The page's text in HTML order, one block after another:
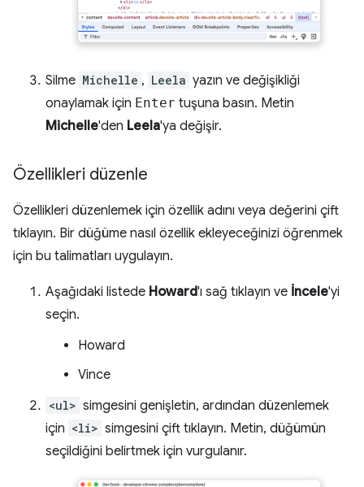
Silme Michelle , Leela yazın ve değişikliği
onaylamak için Enter tuşuna basın. Metin
Michelle'den Leela'ya değişir.
Özellikleri düzenle
Özellikleri düzenlemek için özellik adını veya değerini çift
tıklayın. Bir düğüme nasıl özellik ekleyeceğinizi öğrenmek
için bu talimatları uygulayın.
Aşağıdaki listede Howard'ı sağ tıklayın ve İncele'yi
seçin.
Howard
Vince
<ul> simgesini genişletin, ardından düzenlemek
için <li> simgesini çift tıklayın. Metin, düğümün
seçildiğini belirtmek için vurgulanır.